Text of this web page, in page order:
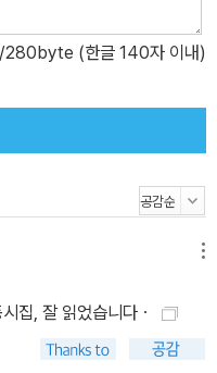
꽃잔디 화분의 꽃밥 열두 그
려다보더라고 상상합니다.
은 아름다우며 시상은 선명
. 생략을 통한 함축과 암시,
서를 가장 효과적으로 전하
. 말을 더하는 것이 아니라
다. 그런 만큼 울림과 여운
/280byte (한글 140자 이내)
집, 잘 읽었습니다ㆍ